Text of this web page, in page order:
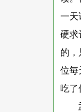
一天
硬求
的，
位毎
吃